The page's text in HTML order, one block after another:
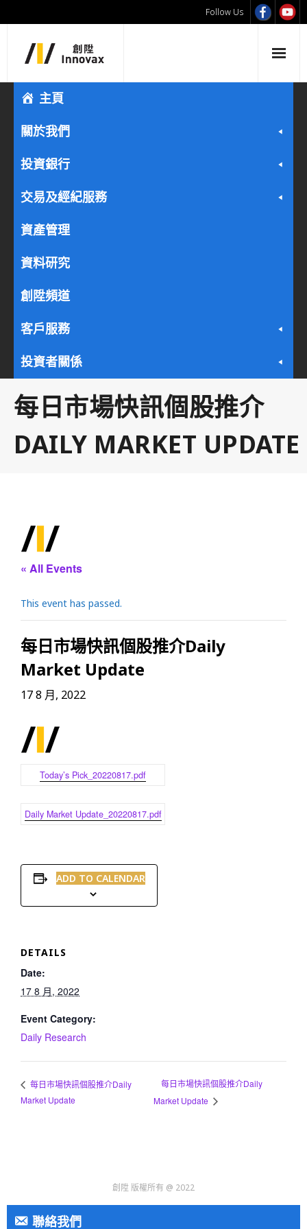
Follow Us
主頁
關於我們
投資銀行
交易及經紀服務
資產管理
資料研究
創陞頻道
客戶服務
投資者關係
每日市場快訊個股推介
DAILY MARKET UPDATE
« All Events
This event has passed.
每日市場快訊個股推介Daily
Market Update
17 8 月, 2022
Today’s Pick_20220817.pdf
Daily Market Update_20220817.pdf
ADD TO CALENDAR
DETAILS
Date:
17 8 月, 2022
Event Category:
Daily Research
每日市場快訊個股推介Daily
Market Update
每日市場快訊個股推介Daily
Market Update
創陞 版權所有 @ 2022
聯絡我們